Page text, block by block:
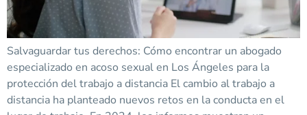
Salvaguardar tus derechos: Cómo encontrar un abogado
especializado en acoso sexual en Los Ángeles para la
protección del trabajo a distancia El cambio al trabajo a
distancia ha planteado nuevos retos en la conducta en el